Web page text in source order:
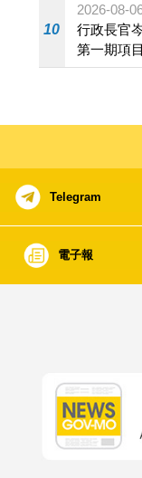
10
2026-08-
行政長官
第一期項目
Telegram
電子報